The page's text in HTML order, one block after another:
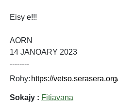
Eisy e!!!
AORN
14 JANOARY 2023
--------
Rohy:
Sokajy : Fitiavana